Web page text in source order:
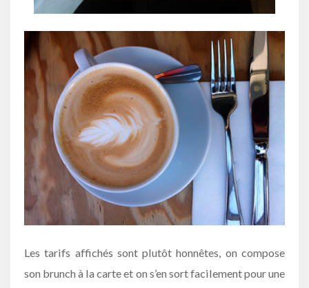
Les tarifs affichés sont plutôt honnêtes, on compose
son brunch à la carte et on s’en sort facilement pour une